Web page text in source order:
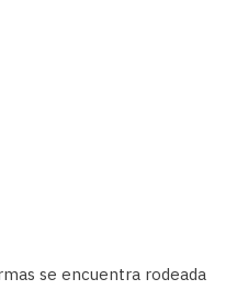
se encuentra rodeada